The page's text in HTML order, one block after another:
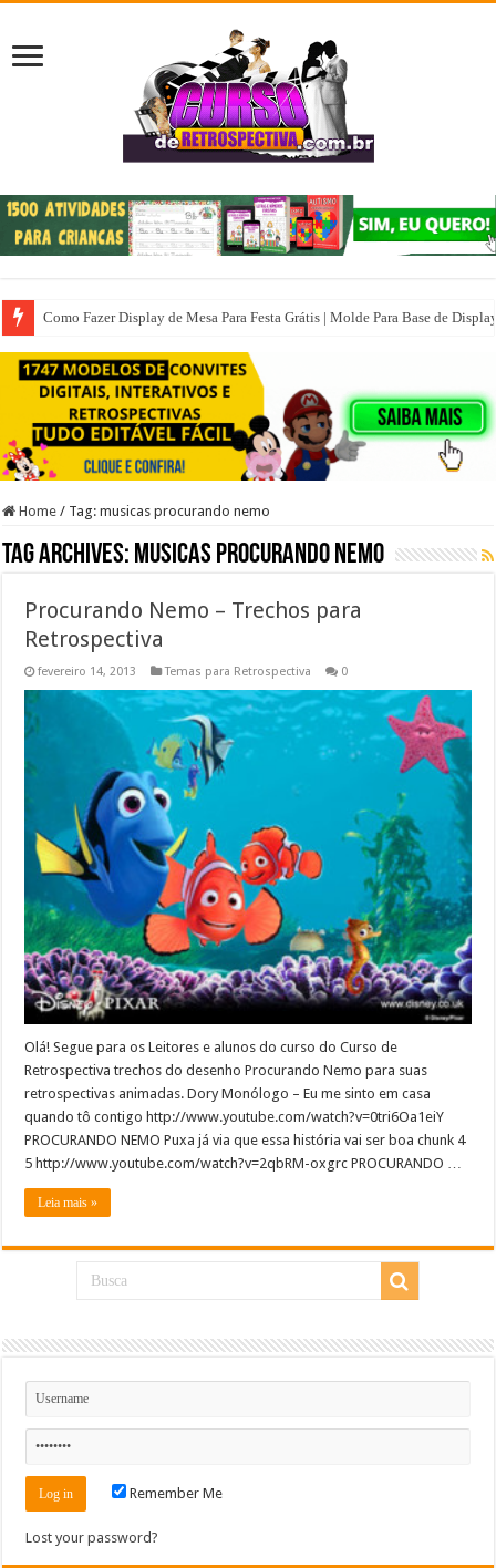
Como Fazer Display de Mesa Para Festa Grátis | Molde Para Base de
Home / Tag:musicas procurando nemo
Tag Archives: musicas procurando nemo
Procurando Nemo – Trechos para
Retrospectiva
fevereiro 14, 2013 Temas para Retrospectiva 0
Olá! Segue para os Leitores e alunos do curso do Curso de
Retrospectiva trechos do desenho Procurando Nemo para suas
retrospectivas animadas. Dory Monólogo – Eu me sinto em casa
quando tô contigo http://www.youtube.com/watch?v=0tri6Oa1eiY
PROCURANDO NEMO Puxa já via que essa história vai ser boa chunk 4
5 http://www.youtube.com/watch?v=2qbRM-oxgrc PROCURANDO …
Leia mais »
Remember Me
Lost your password?